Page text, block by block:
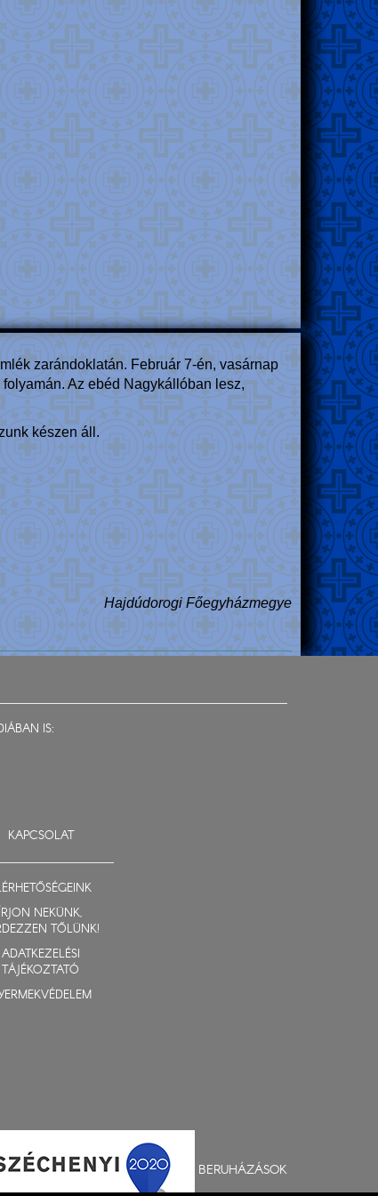
zarándoklatán. Február 7-én, vasárnap
Az ebéd Nagykállóban lesz,
készen áll.
Hajdúdorogi Főegyházmegye
IS:
KAPCSOLAT
NEKÜNK,
TŐLÜNK!
ADATKEZELÉSI
TÁJÉKOZTATÓ
BERUHÁZÁSOK